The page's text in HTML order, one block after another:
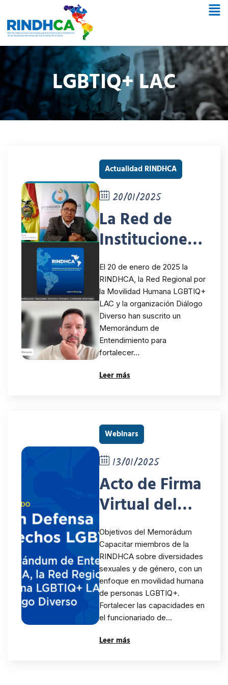
LGBTIQ+ LAC
Actualidad RINDHCA
20/01/2025
La Red de
Instituciones
Nacionales de
Derechos
Humanos del
Continente
Americano, la
Red Regional
por la
Humana
LGBTIQ+ LAC
y la
Fundación
Diálogo
Diverso
formalizan
alianza para
proteger los
derechos de
las personas
LGBTIQ+ en
El 20 de enero de 2025 la
RINDHCA, la Red Regional por
la Movilidad Humana LGBTIQ+
LAC y la organización Diálogo
Diverso han suscrito un
Memorándum de
Entendimiento para
fortalecer…
Leer más
Webinars
13/01/2025
Acto de Firma
Virtual del
Memorándum
de
Entendimient
o entre la
RINDHCA, La
Red Regional
por la
Objetivos del Memorádum
Capacitar miembros de la
RINDHCA sobre diversidades
sexuales y de género, con un
enfoque en movilidad humana
de personas LGBTIQ+.
Fortalecer las capacidades en
el funcionariado de…
Leer más